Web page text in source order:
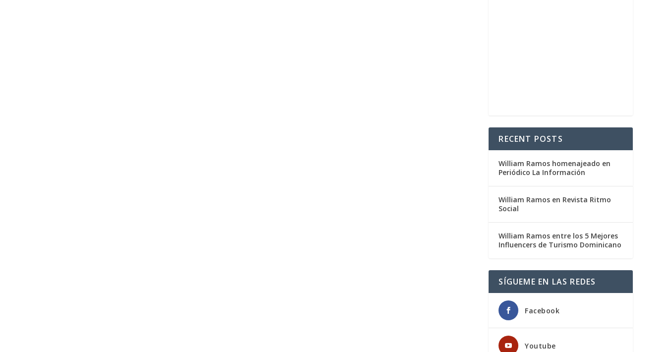
RECENT POSTS
William Ramos homenajeado en
Periódico La Información
William Ramos en Revista Ritmo
Social
William Ramos entre los 5 Mejores
Influencers de Turismo Dominicano
SÍGUEME EN LAS REDES
Facebook
Youtube